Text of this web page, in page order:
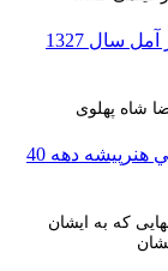
بازدید محمدرضا پهلوی از آمل سال 1327
شاه پهلوی
حسن غفاري ايرائي هنرپيشه دهه 40
که به ایشان